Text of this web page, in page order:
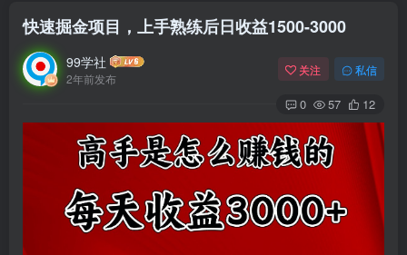
快速掘金项目，上手熟练后日收益1500-3000
99学社
2年前发布
关注 私信
0 57 12